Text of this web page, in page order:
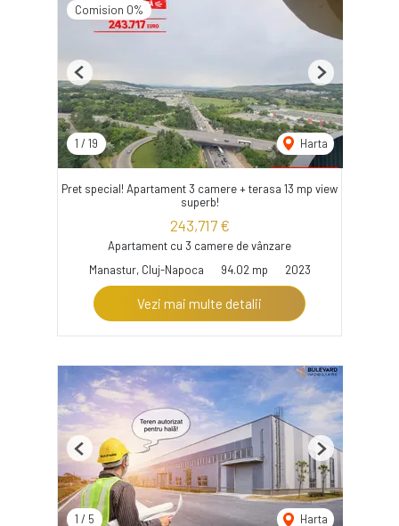
Comision 0%
1 / 19 Harta
Previous Next
Pret special! Apartament 3 camere + terasa 13 mp view
superb!
243,717 €
Apartament cu 3 camere de vânzare
Manastur, Cluj-Napoca
94.02 mp 2023
Vezi mai multe detalii
1 / 5 Harta
Previous Next